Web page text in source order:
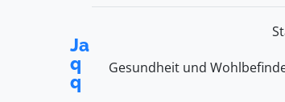
Ja
q
q
Gesundheit und